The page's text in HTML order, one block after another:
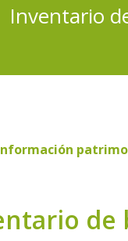
Inventario
de